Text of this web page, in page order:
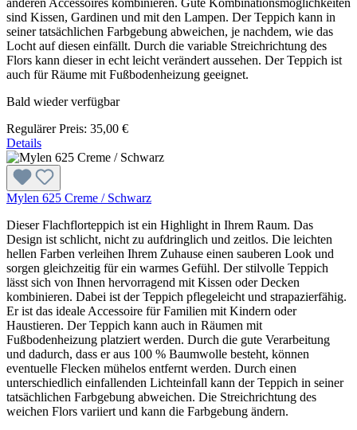
anderen Accessoires kombinieren. Gute Kombinationsmöglichkeiten
sind Kissen, Gardinen und mit den Lampen. Der Teppich kann in
seiner tatsächlichen Farbgebung abweichen, je nachdem, wie das
Locht auf diesen einfällt. Durch die variable Streichrichtung des
Flors kann dieser in echt leicht verändert aussehen. Der Teppich ist
auch für Räume mit Fußbodenheizung geeignet.
Bald wieder verfügbar
Regulärer Preis: 35,00 €
Details
Mylen 625 Creme / Schwarz
Dieser Flachflorteppich ist ein Highlight in Ihrem Raum. Das
Design ist schlicht, nicht zu aufdringlich und zeitlos. Die leichten
hellen Farben verleihen Ihrem Zuhause einen sauberen Look und
sorgen gleichzeitig für ein warmes Gefühl. Der stilvolle Teppich
lässt sich von Ihnen hervorragend mit Kissen oder Decken
kombinieren. Dabei ist der Teppich pflegeleicht und strapazierfähig.
Er ist das ideale Accessoire für Familien mit Kindern oder
Haustieren. Der Teppich kann auch in Räumen mit
Fußbodenheizung platziert werden. Durch die gute Verarbeitung
und dadurch, dass er aus 100 % Baumwolle besteht, können
eventuelle Flecken mühelos entfernt werden. Durch einen
unterschiedlich einfallenden Lichteinfall kann der Teppich in seiner
tatsächlichen Farbgebung abweichen. Die Streichrichtung des
weichen Flors variiert und kann die Farbgebung ändern.